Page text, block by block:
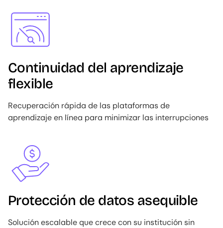
Image
Continuidad del aprendizaje
flexible
Recuperación rápida de las plataformas de
aprendizaje en línea para minimizar las interrupciones
Image
Protección de datos asequible
Solución escalable que crece con su institución sin